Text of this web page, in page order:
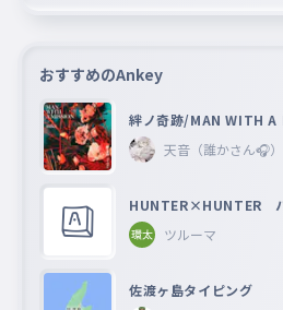
おすすめのAnkey
絆ノ奇跡/MAN WITH
天音（誰かさん🎧）
HUNTER×HUNTER
ツルーマ
佐渡ヶ島タイピング